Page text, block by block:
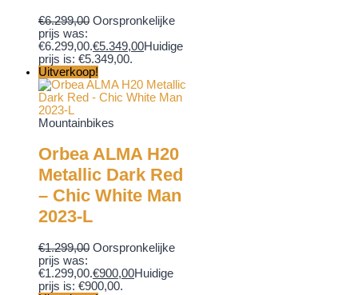
€6.299,00 Oorspronkelijke
prijs was:
€6.299,00.€5.349,00Huidige
prijs is: €5.349,00.
Uitverkoop!
Mountainbikes
Orbea ALMA H20
Metallic Dark Red
– Chic White Man
2023-L
€1.299,00 Oorspronkelijke
prijs was:
€1.299,00.€900,00Huidige
prijs is: €900,00.